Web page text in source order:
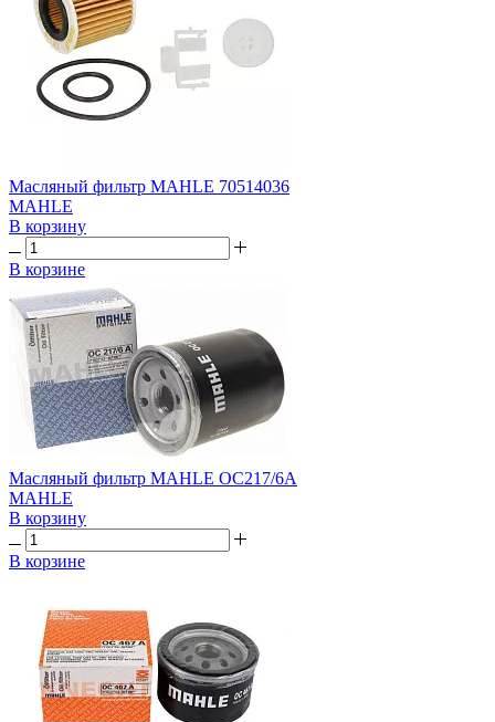
Масляный фильтр MAHLE 70514036
MAHLE
В корзину
В корзине
Масляный фильтр MAHLE OC217/6A
MAHLE
В корзину
В корзине